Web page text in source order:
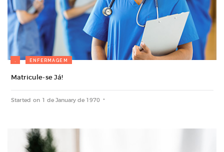
. ENFERMAGEM
Matricule-se Já!
Started on 1 de January de 1970